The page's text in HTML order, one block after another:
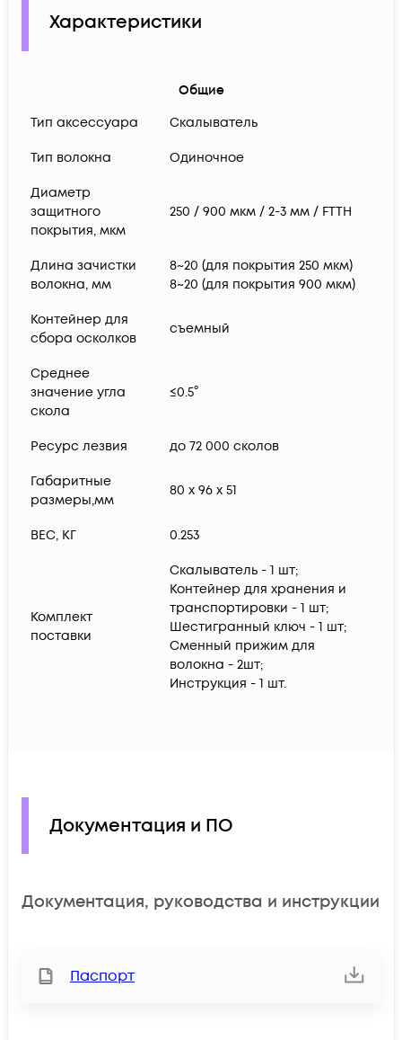
Характеристики
Общие
Тип аксессуара
Скалыватель
Тип волокна Одиночное
Диаметр
защитного
покрытия, мкм
250 / 900 мкм / 2-3 мм / FTTH
Длина зачистки
волокна, мм
8~20 (для покрытия 250 мкм)
8~20 (для покрытия 900 мкм)
Контейнер для
сбора осколков
съемный
Среднее
значение угла
скола
≤0.5°
Ресурс лезвия до 72 000 сколов
Габаритные
размеры,мм
80 х 96 х 51
ВЕС, КГ 0.253
Комплект
поставки
Скалыватель - 1 шт;
Контейнер для хранения и
транспортировки - 1 шт;
Шестигранный ключ - 1 шт;
Cменный прижим для
волокна - 2шт;
Инструкция - 1 шт.
Документация и ПО
Документация, руководства и инструкции
Паспорт